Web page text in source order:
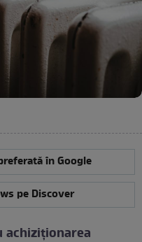
în Google
pe Discover